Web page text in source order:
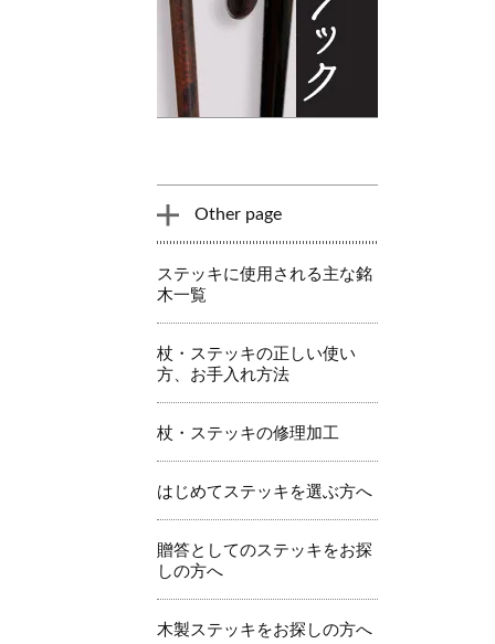
Other page
ステッキに使用される主な銘
木一覧
杖・ステッキの正しい使い
方、お手入れ方法
杖・ステッキの修理加工
はじめてステッキを選ぶ方へ
贈答としてのステッキをお探
しの方へ
木製ステッキをお探しの方へ